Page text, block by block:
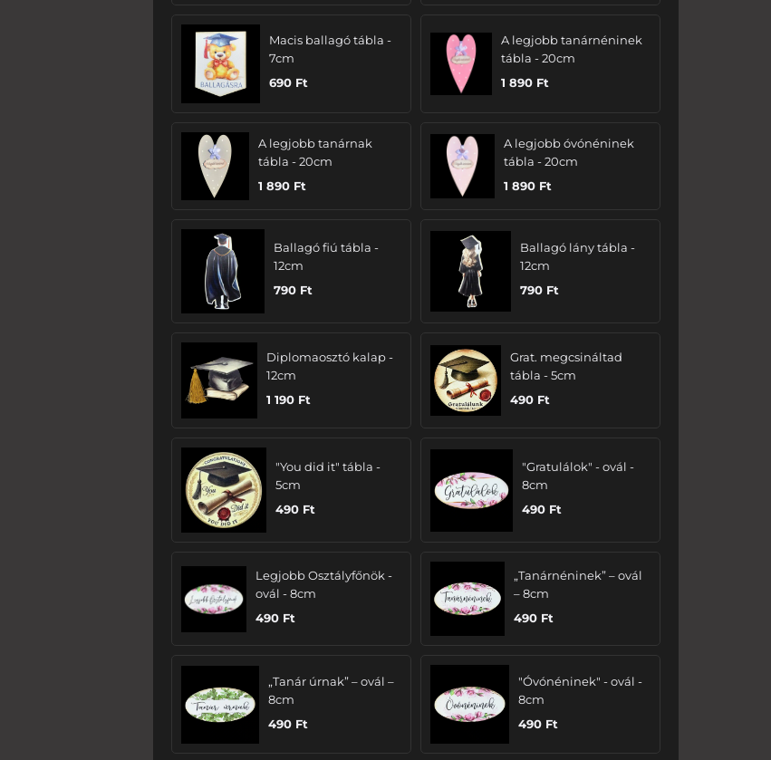
Macis ballagó tábla -
7cm
690 Ft
A legjobb tanárnéninek
tábla - 20cm
1 890 Ft
A legjobb tanárnak
tábla - 20cm
1 890 Ft
A legjobb óvónéninek
tábla - 20cm
1 890 Ft
Ballagó fiú tábla -
12cm
790 Ft
Ballagó lány tábla -
12cm
790 Ft
Diplomaosztó kalap -
12cm
1 190 Ft
Grat. megcsináltad
tábla - 5cm
490 Ft
"You did it" tábla -
5cm
490 Ft
"Gratulálok" - ovál -
8cm
490 Ft
Legjobb Osztályfőnök -
ovál - 8cm
490 Ft
„Tanárnéninek” – ovál
– 8cm
490 Ft
„Tanár úrnak” – ovál –
8cm
490 Ft
"Óvónéninek" - ovál -
8cm
490 Ft